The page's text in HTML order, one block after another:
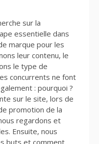
sur la
essentielle dans
marque pour les
leur contenu, le
le type de
concurrents ne font
: pourquoi ?
sur le site, lors de
promotion de la
regardons et
Ensuite, nous
buts et comment